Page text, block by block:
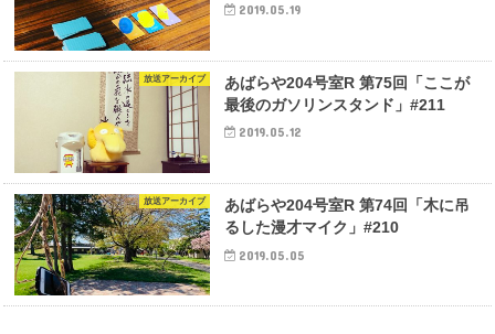
2019.05.19
放送アーカイブ
あばらや204号室R 第75回「ここが
最後のガソリンスタンド」#211
2019.05.12
放送アーカイブ
あばらや204号室R 第74回「木に吊
るした漫才マイク」#210
2019.05.05